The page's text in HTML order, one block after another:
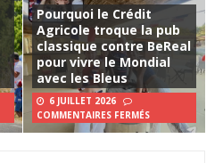
Pourquoi le Crédit
Agricole troque la pub
classique contre BeReal
pour vivre le Mondial
avec les Bleus
6 JUILLET 2026
COMMENTAIRES FERMÉS